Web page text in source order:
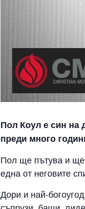
Пол Коул е син на
преди много
Пол ще пътува и ще
една от неговите
Дори и най-